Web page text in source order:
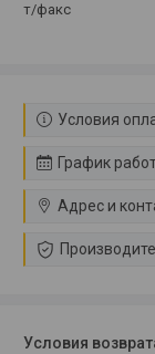
т/факс
Условия
График
Адрес и